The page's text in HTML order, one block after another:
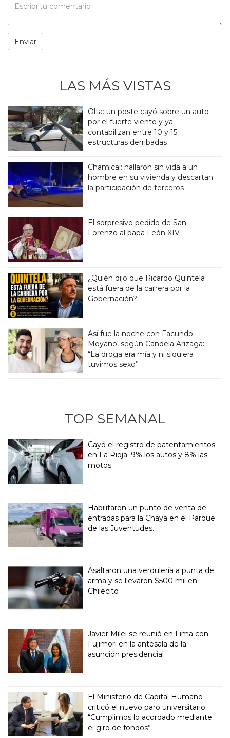
LAS MÁS VISTAS
Olta: un poste cayó sobre un auto
por el fuerte viento y ya
contabilizan entre 10 y 15
estructuras derribadas
Chamical: hallaron sin vida a un
hombre en su vivienda y descartan
la participación de terceros
El sorpresivo pedido de San
Lorenzo al papa León XIV
¿Quién dijo que Ricardo Quintela
está fuera de la carrera por la
Gobernación?
Así fue la noche con Facundo
Moyano, según Candela Arizaga:
“La droga era mía y ni siquiera
tuvimos sexo”
TOP SEMANAL
Cayó el registro de patentamientos
en La Rioja: 9% los autos y 8% las
motos
Habilitaron un punto de venta de
entradas para la Chaya en el Parque
de las Juventudes.
Asaltaron una verdulería a punta de
arma y se llevaron $500 mil en
Chilecito
Javier Milei se reunió en Lima con
Fujimori en la antesala de la
asunción presidencial
El Ministerio de Capital Humano
criticó el nuevo paro universitario:
“Cumplimos lo acordado mediante
el giro de fondos”